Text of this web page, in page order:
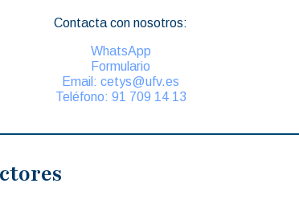
Contacta con nosotros:
WhatsApp
Formulario
Email: cetys@ufv.es
Teléfono: 91 709 14 13